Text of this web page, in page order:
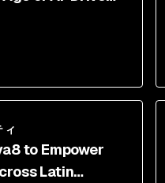
to Empower
Latin